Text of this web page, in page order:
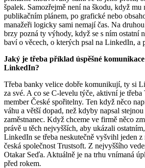
špalek. Samozřejmě není na škodu, když mu
publikačním plánem, po grafické nebo
manažeři logicky sami nemají čas. Na
brzy pozná ty výhody, když se s ním ostatní
baví o věcech, o kterých psal na LinkedIn, a
Jaký je třeba příklad úspěšné
LinkedIn?
Třeba banky velice dobře komunikují, ty si
za své. A co se C-levelu týče, aktivní je třeba
member České spořitelny. Ten když něco
váhu a větší dopad, než kdyby napsal
zaměstnanec. Když chceme ve firmě něco
právě u těch nejvyšších, aby ukázali
LinkedIn se třeba neskutečně vyšvihl jeden
česká společnost Trustsoft. Z nejvyššího
Otakar Seďa. Aktuálně je na trhu vnímaná
před rokem.